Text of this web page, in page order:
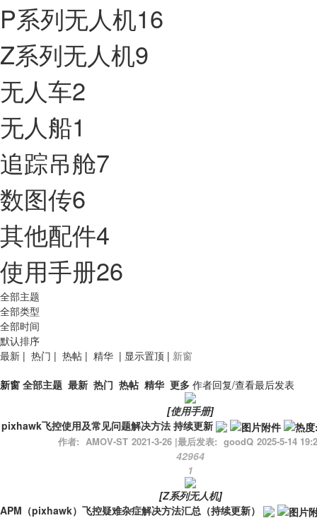
P系列无人机16
Z系列无人机9
无人车2
无人船1
追踪吊舱7
数图传6
其他配件4
使用手册26
全部主题
全部类型
全部时间
默认排序
最新 | 热门 | 热帖 | 精华 | 显示置顶 | 新窗
新窗 全部主题 最新 热门 热帖 精华 更多 作者回复/查看最后发表
[使用手册]
pixhawk飞控使用及常见问题解决方法 持续更新
作者: AMOV-ST 2021-3-26 |最后发表: goodQ 2025-5-14
42964
1
[Z系列无人机]
APM（pixhawk）飞控疑难杂症解决方法汇总（持续更新）